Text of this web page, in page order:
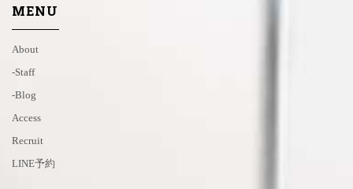
MENU
About
-staff
-blog
Access
Recruit
LINE予約